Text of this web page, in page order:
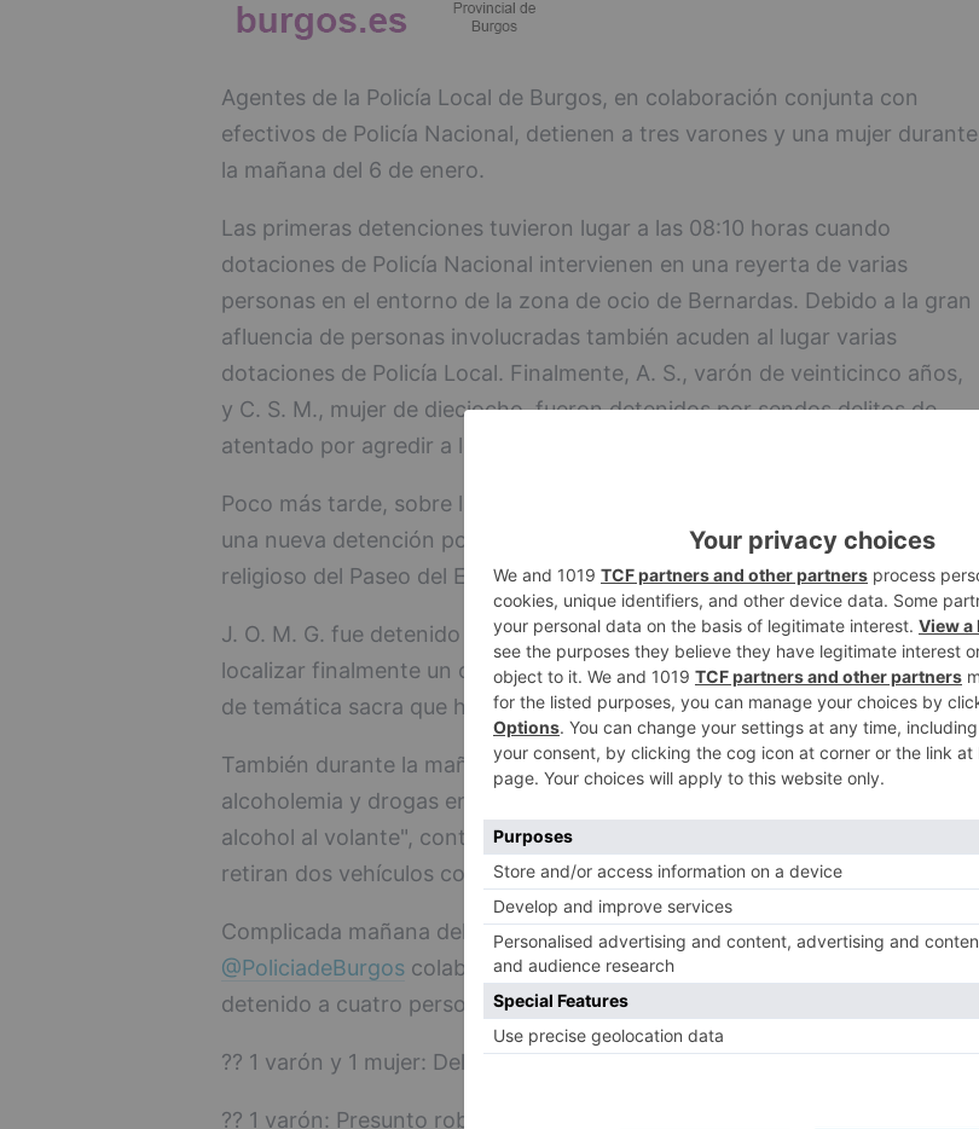
Agentes de la Policía Local de Burgos, en colaboración conjunta con
efectivos de Policía Nacional, detienen a tres varones y una mujer durante
la mañana del 6 de enero.
Las primeras detenciones tuvieron lugar a las 08:10 horas cuando
dotaciones de Policía Nacional intervienen en una reyerta de varias
personas en el entorno de la zona de ocio de Bernardas. Debido a la gran
afluencia de personas involucradas también acuden al lugar varias
dotaciones de Policía Local. Finalmente, A. S., varón de veinticinco años,
y C. S. M., mujer de dieciocho, fueron detenidos por sendos delitos de
atentado por agredir a los agentes.
Poco más tarde, sobre las 08:45, ambos cuerpos volvieron a colaborar en
una nueva detención por los hechos acaecidos en el interior del centro
religioso del Paseo del Empecinado.
J. O. M. G. fue detenido por un presunto robo con fuerza, pudiéndose
localizar finalmente un crucifijo de grandes dimensiones y varias piezas
de temática sacra que había sustraído.
También durante la mañana la Policía Local, tras efectuar un control de
alcoholemia y drogas enmarcado dentro de la campaña navideña "Cero
alcohol al volante", contabiliza dos positivos en drogas ?cocaína y THC? y
retiran dos vehículos con grúa.
Complicada mañana del día de Reyes en#Burgosdonde efectivos de la
@PoliciadeBurgoscolaborando conjuntamente con
detenido a cuatro personas:
?? 1 varón y 1 mujer: Delito de Atentado
?? 1 varón: Presunto robo con fuerza